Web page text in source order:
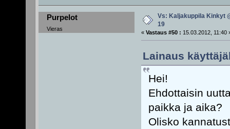
Purpelot
Vieras
Vs: Kaljakuppila Kinkyt
19
« Vastaus #50 : 15.03.2012, 11:40
Lainaus
Hei!
Ehdottaisin
paikka ja aika?
Olisko